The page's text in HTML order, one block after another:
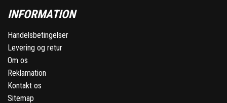
INFORMATION
Handelsbetingelser
Levering og retur
Om os
Reklamation
Kontakt os
Sitemap